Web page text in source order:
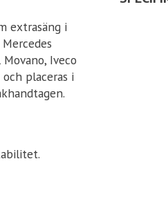
extrasäng i
Iveco
placeras i